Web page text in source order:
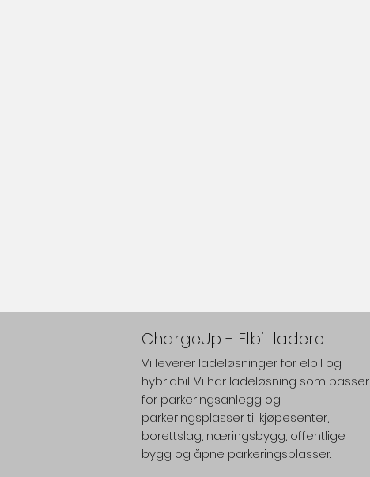
ChargeUp - Elbil ladere
Vi leverer ladeløsninger for elbil og
hybridbil. Vi har ladeløsning som passer
for parkeringsanlegg og
parkeringsplasser til kjøpesenter,
borettslag, næringsbygg, offentlige
bygg og åpne parkeringsplasser.